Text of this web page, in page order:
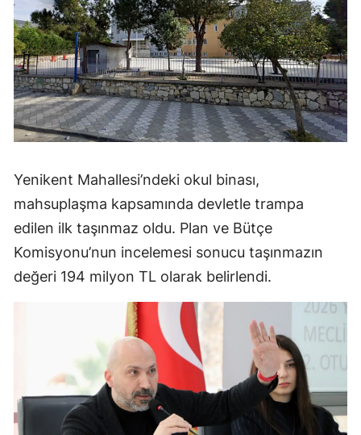
Yenikent Mahallesi’ndeki okul binası,
mahsuplaşma kapsamında devletle trampa
edilen ilk taşınmaz oldu. Plan ve Bütçe
Komisyonu’nun incelemesi sonucu taşınmazın
değeri 194 milyon TL olarak belirlendi.